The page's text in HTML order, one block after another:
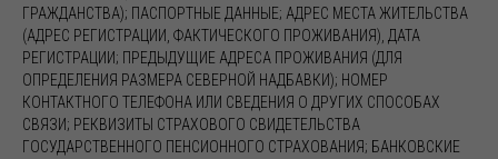
ГРАЖДАНСТВА); ПАСПОРТНЫЕ ДАННЫЕ; АДРЕС МЕСТА ЖИТЕЛЬСТВА
(АДРЕС РЕГИСТРАЦИИ, ФАКТИЧЕСКОГО ПРОЖИВАНИЯ), ДАТА
РЕГИСТРАЦИИ; ПРЕДЫДУЩИЕ АДРЕСА ПРОЖИВАНИЯ (ДЛЯ
ОПРЕДЕЛЕНИЯ РАЗМЕРА СЕВЕРНОЙ НАДБАВКИ); НОМЕР
КОНТАКТНОГО ТЕЛЕФОНА ИЛИ СВЕДЕНИЯ О ДРУГИХ СПОСОБАХ
СВЯЗИ; РЕКВИЗИТЫ СТРАХОВОГО СВИДЕТЕЛЬСТВА
ГОСУДАРСТВЕННОГО ПЕНСИОННОГО СТРАХОВАНИЯ; БАНКОВСКИЕ